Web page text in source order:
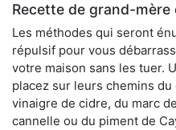
Recette de grand-mère
Les méthodes qui seront
répulsif pour vous
votre maison sans les tuer.
placez sur leurs chemins
vinaigre de cidre, du marc
cannelle ou du piment de